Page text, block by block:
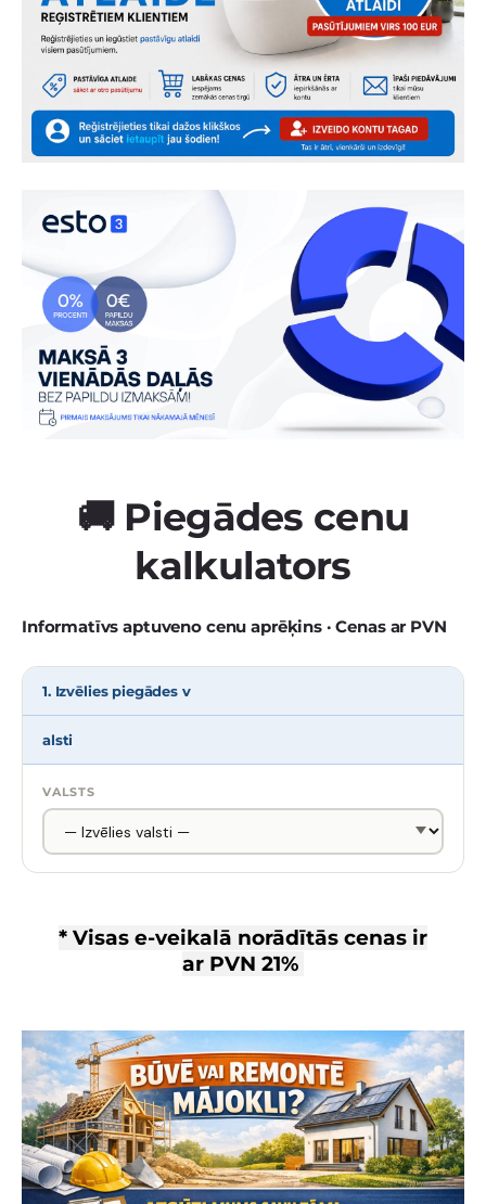
🚚 Piegādes cenu
kalkulators
Informatīvs aptuveno cenu aprēķins · Cenas ar PVN
1. Izvēlies piegādes v
alsti
VALSTS
* Visas e-veikalā norādītās cenas ir
ar PVN 21%